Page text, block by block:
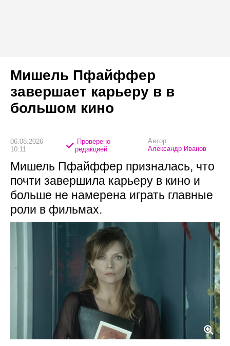
Мишель Пфайффер
завершает карьеру в в
большом кино
06.08.2026
10:11
Проверено
редакцией
Автор:
Александр Иванов
Мишель Пфайффер призналась, что
почти завершила карьеру в кино и
больше не намерена играть главные
роли в фильмах.